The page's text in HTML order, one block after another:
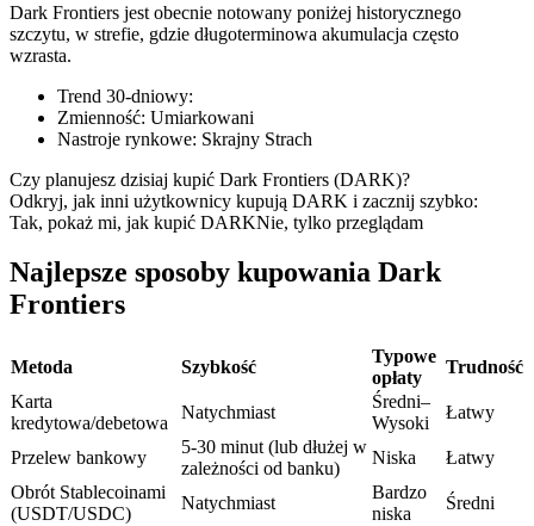
Kontrakty terminowe na USDC
Kontrakty futures wykorzystujące USDC jako zabezpieczenie
Kopiowanie Transakcji
Dark Frontiers jest obecnie notowany poniżej historycznego
szczytu, w strefie, gdzie długoterminowa akumulacja często
wzrasta.
Trend 30-dniowy:
Zmienność: Umiarkowani
Nastroje rynkowe: Skrajny Strach
Czy planujesz dzisiaj kupić Dark Frontiers (DARK)?
Odkryj, jak inni użytkownicy kupują DARK i zacznij szybko:
Tak, pokaż mi, jak kupić DARKNie, tylko przeglądam
Najlepsze sposoby kupowania Dark
Frontiers
Metoda Szybkość
Typowe
opłaty
Trudność
Karta
kredytowa/debetowa
Natychmiast
Średni–
Wysoki
Łatwy
Przelew bankowy
5-30 minut (lub dłużej w
zależności od banku)
Niska
Łatwy
Obrót Stablecoinami
(USDT/USDC)
Natychmiast
Bardzo
niska
Średni